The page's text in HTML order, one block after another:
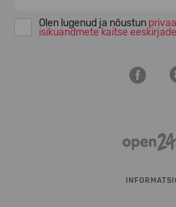
Olen lugenud ja nõustun
isikuandmete kaitse